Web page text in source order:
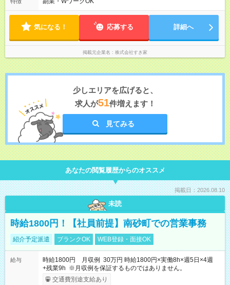
気になる！ 応募する 詳細へ
掲載元企業名 株式会社すき家
少しエリアを広げると、
求人が51件増えます！
見てみる
あなたの閲覧履歴からのオススメ
掲載日：2026.08.10
未読
時給1800円！【社員前提】南砂町での営業事務
紹介予定派遣 ブランクOK WEB登録・面接OK
給与
時給1800円 月収例 30万円 時給1800円×実働8h×週5日×4週
+残業9h ※月収例を保証するものではありません。
交通費別途支給あり